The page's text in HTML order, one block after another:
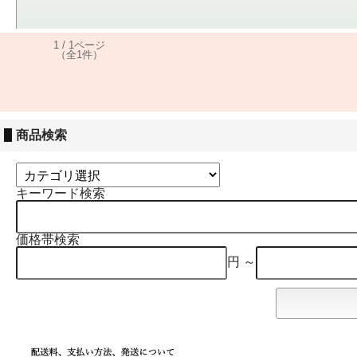
1 / 1ページ
（全1件）
商品検索
キーワード検索
価格帯検索
円 ～